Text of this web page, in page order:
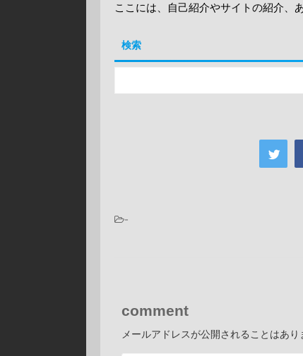
ここには、自己紹介やサイトの紹介、
検索
-
comment
メールアドレスが公開されることはあり